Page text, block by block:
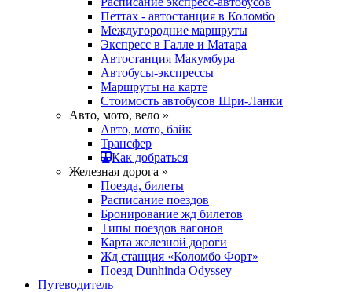
Петтах - автостанция в Коломбо
Междугородние маршруты
Экспресс в Галле и Матара
Автостанция Макумбура
Автобусы-экспрессы
Маршруты на карте
Стоимость автобусов Шри-Ланки
Авто, мото, вело »
Авто, мото, байк
Трансфер
Как добраться
Железная дорога »
Поезда, билеты
Расписание поездов
Бронирование жд билетов
Типы поездов вагонов
Карта железной дороги
Жд станция «Коломбо Форт»
Поезд Dunhinda Odyssey
Путеводитель